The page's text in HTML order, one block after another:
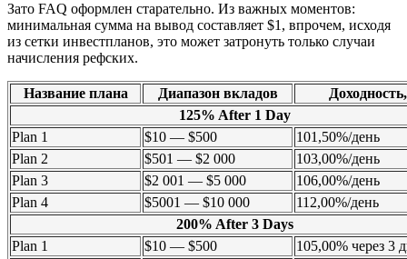
Зато FAQ оформлен старательно. Из важных моментов:
минимальная сумма на вывод составляет $1, впрочем, исходя
из сетки инвестпланов, это может затронуть только случаи
начисления рефских.
Название плана Диапазон вкладов
125% After 1 Day
Plan 1
$10 — $500
101,50%/день
Plan 2
$501 — $2 000
103,00%/день
Plan 3
$2 001 — $5 000
106,00%/день
Plan 4
$5001 — $10 000
112,00%/день
200% After 3 Days
Plan 1
$10 — $500
105,00% через 3